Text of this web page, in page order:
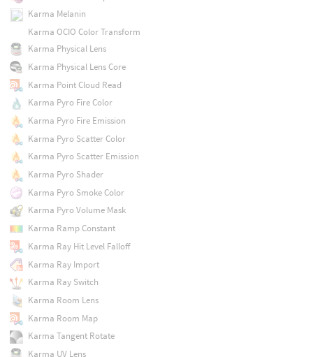
Karma Melanin
Karma OCIO Color Transform
Karma Physical Lens
Karma Physical Lens Core
Karma Point Cloud Read
Karma Pyro Fire Color
Karma Pyro Fire Emission
Karma Pyro Scatter Color
Karma Pyro Scatter Emission
Karma Pyro Shader
Karma Pyro Smoke Color
Karma Pyro Volume Mask
Karma Ramp Constant
Karma Ray Hit Level Falloff
Karma Ray Import
Karma Ray Switch
Karma Room Lens
Karma Room Map
Karma Tangent Rotate
Karma UV Lens